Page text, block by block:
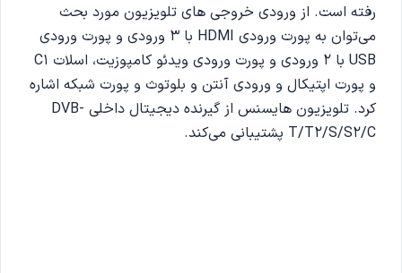
رفته است. از ورودی خروجی های تلویزیون مورد بحث
می‌توان به پورت ورودی HDMI با 3 ورودی و پورت ورودی
USB با 2 ورودی و پورت ورودی ویدئو کامپوزیت، اسلات C1
و پورت اپتیکال و ورودی آنتن و بلوتوث و پورت شبکه اشاره
کرد. تلویزیون هایسنس از گیرنده دیجیتال داخلی DVB-
T/T2/S/S2/C پشتیبانی می‌کند.